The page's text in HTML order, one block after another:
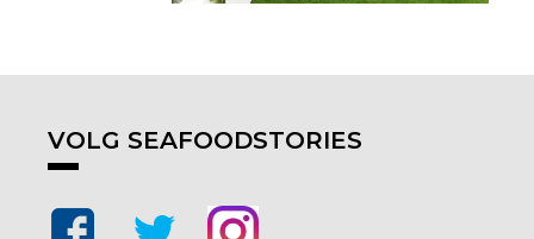
VOLG SEAFOODSTORIES